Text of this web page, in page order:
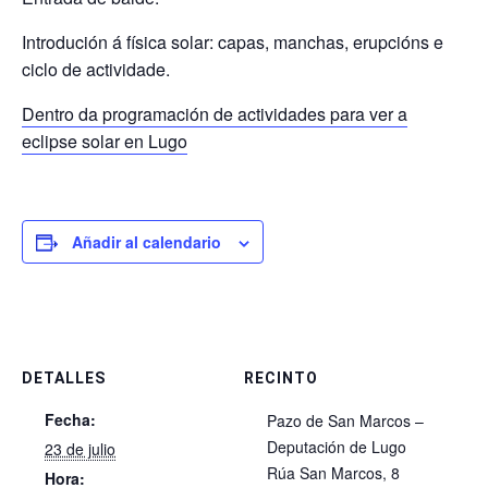
Introdución á física solar: capas, manchas, erupcións e
ciclo de actividade.
Dentro da programación de actividades para ver a
eclipse solar en Lugo
Añadir al calendario
DETALLES
Fecha:
23 de julio
Hora:
RECINTO
Pazo de San Marcos –
Deputación de Lugo
Rúa San Marcos, 8